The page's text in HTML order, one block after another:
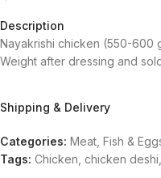
Description
Nayakrishi chicken (550-600
Weight after dressing and
Shipping & Delivery
Categories: Meat, Fish &
Tags: Chicken chicken deshi